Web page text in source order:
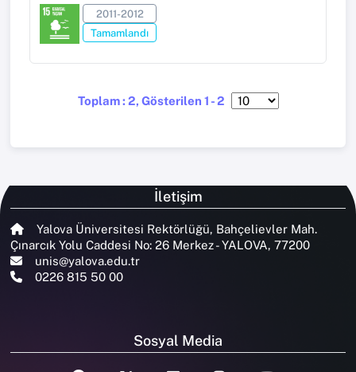
2011-2012
Tamamlandı
Toplam : 2, Gösterilen 1 - 2
İletişim
Yalova Üniversitesi Rektörlüğü, Bahçelievler Mah.
Çınarcık Yolu Caddesi No: 26 Merkez - YALOVA, 77200
unis@yalova.edu.tr
0226 815 50 00
Sosyal Media